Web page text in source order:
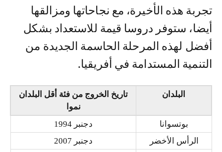
تجربة هذه الأخيرة، مع نجاحاتها ومزالقها
أيضا، ستوفر دروسا قيمة للاستعداد بشكل
أفضل لهذه المرحلة الحاسمة الجديدة من
التنمية المستدامة في أفريقيا.
البلدان
تاريخ الخروج من فئة أقل البلدان
نموا
بوتسوانا
دجنبر 1994
الرأس الأخضر
دجنبر 2007